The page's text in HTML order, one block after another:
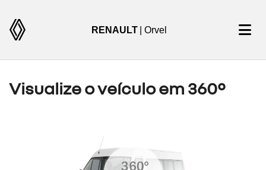
RENAULT | Orvel
Visualize o veículo em 360°